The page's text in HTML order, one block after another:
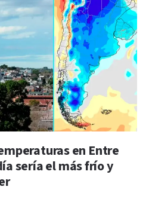
en Entre
sería el más frío y